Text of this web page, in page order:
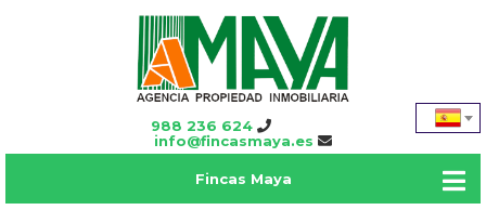
988 236 624
info@fincasmaya.es
Fincas Maya